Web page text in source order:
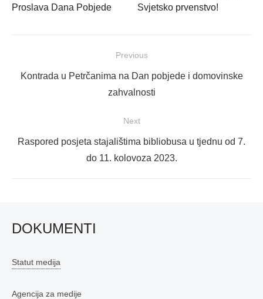
Proslava Dana Pobjede
Svjetsko prvenstvo!
objava
Previous
Previous
Kontrada u Petrčanima na Dan pobjede i domovinske
zahvalnosti
Next
Next
Raspored posjeta stajalištima bibliobusa u tjednu od 7.
do 11. kolovoza 2023.
DOKUMENTI
Statut medija
Agencija za medije